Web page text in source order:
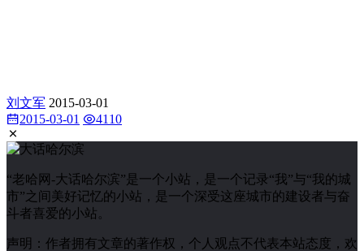
刘文军 2015-03-01
2015-03-01
4110
“老哈网-大话哈尔滨”是一个小站，是一个记录“我”与“我的城
市”之间美好记忆的小站，是一个深受这座城市的建设者与奋
斗者喜爱的小站。
声明：作者拥有文章的著作权，个人观点不代表本站态度，欢